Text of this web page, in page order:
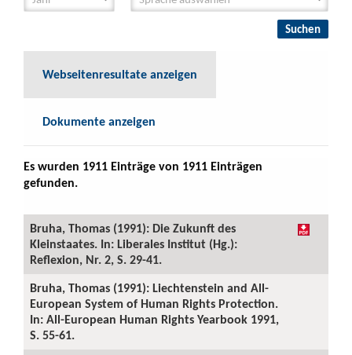
Webseitenresultate anzeigen
Dokumente anzeigen
Es wurden 1911 Einträge von 1911 Einträgen
gefunden.
Bruha, Thomas (1991): Die Zukunft des
Kleinstaates. In: Liberales Institut (Hg.):
Reflexion, Nr. 2, S. 29-41.
Bruha, Thomas (1991): Liechtenstein and All-
European System of Human Rights Protection.
In: All-European Human Rights Yearbook 1991,
S. 55-61.